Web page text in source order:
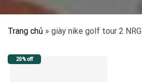
Trang chủ » giày nike golf tour 2 NRG
20% off